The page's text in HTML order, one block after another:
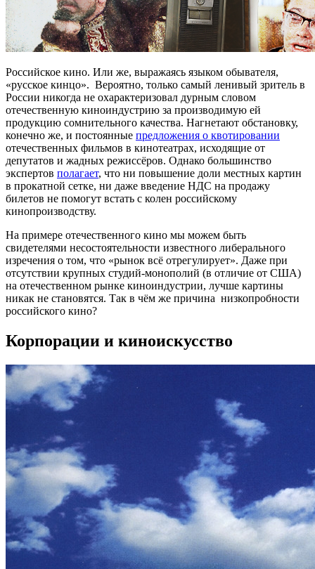
Российское кино. Или же, выражаясь языком обывателя,
«русское кинцо». Вероятно, только самый ленивый зритель в
России никогда не охарактеризовал дурным словом
отечественную киноиндустрию за производимую ей
продукцию сомнительного качества. Нагнетают обстановку,
конечно же, и постоянные предложения о квотировании
отечественных фильмов в кинотеатрах, исходящие от
депутатов и жадных режиссёров. Однако большинство
экспертов полагает, что ни повышение доли местных картин
в прокатной сетке, ни даже введение НДС на продажу
билетов не помогут встать с колен российскому
кинопроизводству.
На примере отечественного кино мы можем быть
свидетелями несостоятельности известного либерального
изречения о том, что «рынок всё отрегулирует». Даже при
отсутствии крупных студий-монополий (в отличие от США)
на отечественном рынке киноиндустрии, лучше картины
никак не становятся. Так в чём же причина низкопробности
российского кино?
Корпорации и киноискусство